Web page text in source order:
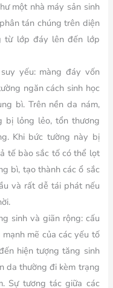
một nhà máy sản sinh
tán chúng trên diện
từ lớp đáy lên đến lớp
yếu: màng đáy vốn
ngăn cách sinh học
bì. Trên nền da nám,
bị lỏng lẻo, tổn thương
Khi bức tường này bị
tế bào sắc tố có thể lọt
bì, tạo thành các ổ sắc
và rất dễ tái phát nếu
sinh và giãn rộng: cấu
mẽ của các yếu tố
hiện tượng tăng sinh
da thường đi kèm trạng
Sự tương tác giữa các